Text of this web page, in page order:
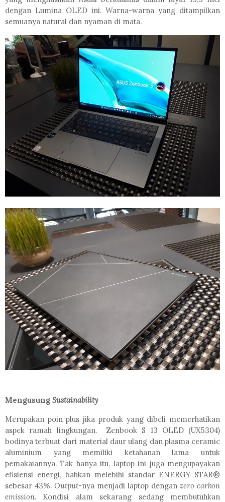
dengan Lumina OLED ini. Warna-warna yang ditampilkan
semuanya natural dan nyaman di mata.
Mengusung Sustainability
Merupakan poin plus jika produk yang dibeli memerhatikan
aspek ramah lingkungan.
Zenbook S 13 OLED (UX5304)
bodinya terbuat dari material daur ulang dan plasma ceramic
aluminium yang memiliki ketahanan lama untuk
pemakaiannya. Tak hanya itu, laptop ini juga mengupayakan
efisiensi energi, bahkan melebihi standar ENERGY STAR®
sebesar 43%. Output-nya menjadi laptop dengan zero carbon
emission. Kondisi alam sekarang sedang membutuhkan